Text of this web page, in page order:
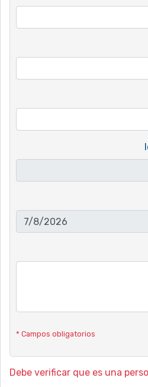
* Campos obligatorios
Debe verificar que es una